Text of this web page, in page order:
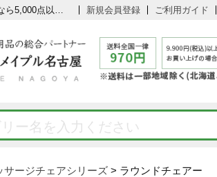
ラウンドチェアー の通販なら5,000点以上の豊富な品揃えのメイプル名古屋へ 新規会員登録 ご利用ガイド
サージチェアシリーズ ラウンドチェアー